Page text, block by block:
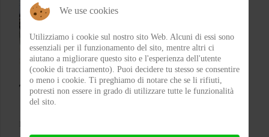
Test Emblema Telma – Il sole con classe
We use cookies
Utilizziamo i cookie sul nostro sito Web. Alcuni di essi sono
essenziali per il funzionamento del sito, mentre altri ci
aiutano a migliorare questo sito e l'esperienza dell'utente
(cookie di tracciamento). Puoi decidere tu stesso se consentire
o meno i cookie. Ti preghiamo di notare che se li rifiuti,
potresti non essere in grado di utilizzare tutte le funzionalità
del sito.